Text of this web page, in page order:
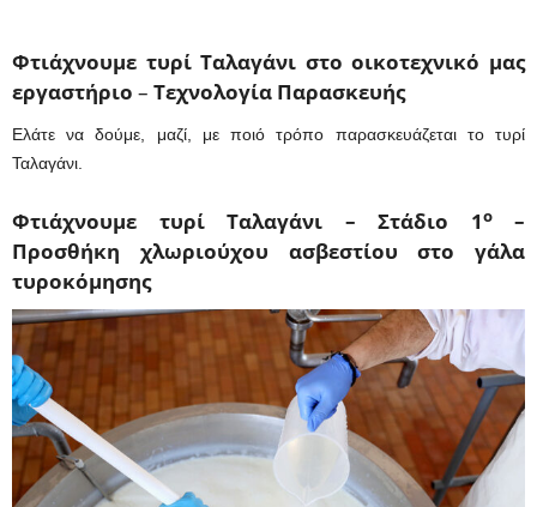
Φτιάχνουμε τυρί Ταλαγάνι στο οικοτεχνικό μας
εργαστήριο – Τεχνολογία Παρασκευής
Ελάτε να δούμε, μαζί, με ποιό τρόπο παρασκευάζεται το τυρί
Ταλαγάνι.
Φτιάχνουμε τυρί Ταλαγάνι – Στάδιο 1ο–
Προσθήκη χλωριούχου ασβεστίου στο γάλα
τυροκόμησης